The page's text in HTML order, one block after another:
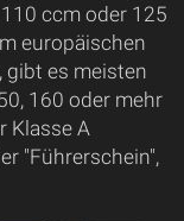
ccm oder 125
europäischen
gibt es meisten
160 oder mehr
Klasse A
"Führerschein",